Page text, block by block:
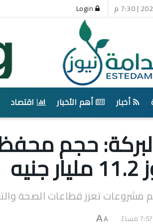
أخبار أهم الأخبار اقتصاد
حجم
تعزز قطاعات الصحة
A
A